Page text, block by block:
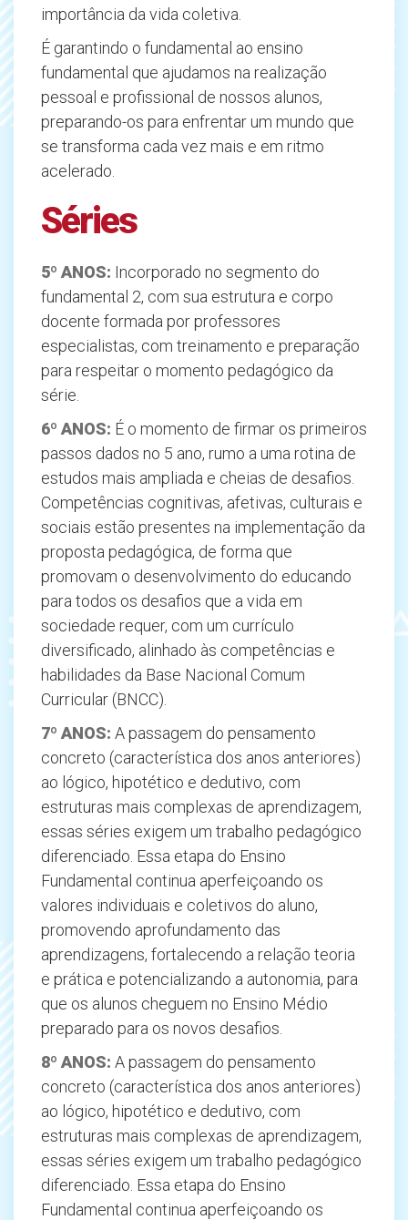
importância da vida coletiva.
É garantindo o fundamental ao ensino
fundamental que ajudamos na realização
pessoal e profissional de nossos alunos,
preparando-os para enfrentar um mundo que
se transforma cada vez mais e em ritmo
acelerado.
Séries
5º ANOS: Incorporado no segmento do
fundamental 2, com sua estrutura e corpo
docente formada por professores
especialistas, com treinamento e preparação
para respeitar o momento pedagógico da
série.
6º ANOS: É o momento de firmar os primeiros
passos dados no 5 ano, rumo a uma rotina de
estudos mais ampliada e cheias de desafios.
Competências cognitivas, afetivas, culturais e
sociais estão presentes na implementação da
proposta pedagógica, de forma que
promovam o desenvolvimento do educando
para todos os desafios que a vida em
sociedade requer, com um currículo
diversificado, alinhado às competências e
habilidades da Base Nacional Comum
Curricular (BNCC).
7º ANOS: A passagem do pensamento
concreto (característica dos anos anteriores)
ao lógico, hipotético e dedutivo, com
estruturas mais complexas de aprendizagem,
essas séries exigem um trabalho pedagógico
diferenciado. Essa etapa do Ensino
Fundamental continua aperfeiçoando os
valores individuais e coletivos do aluno,
promovendo aprofundamento das
aprendizagens, fortalecendo a relação teoria
e prática e potencializando a autonomia, para
que os alunos cheguem no Ensino Médio
preparado para os novos desafios.
8º ANOS: A passagem do pensamento
concreto (característica dos anos anteriores)
ao lógico, hipotético e dedutivo, com
estruturas mais complexas de aprendizagem,
essas séries exigem um trabalho pedagógico
diferenciado. Essa etapa do Ensino
Fundamental continua aperfeiçoando os